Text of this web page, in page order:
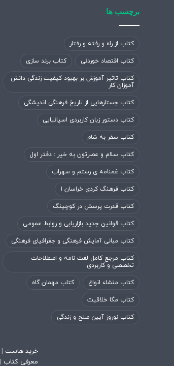
برچسب ها
کتاب از راه و رفته و رفتار
کتاب اقتصاد خوردنی کتاب برند سازی
کتاب تاثیر آموزش بر بهبود کیفیت زندگی دانش
آموزان کار
کتاب جستارهایی از تاریخ فرهنگی اندیشگی
کتاب دستور زبان کاربردی اسپانیایی
کتاب سفر به شام
کتاب سلام و عصرتون به خیر : دفتر اول
کتاب غمنامه ی رستم و سهراب
کتاب فرهنگ کردی خراسان 1
کتاب قدرت پرسش در کوچینگ
کتاب قوانین جدید بازاریابی و روابط عمومی
کتاب مبانی آمایش فرهنگی و جغرافیای فرهنگی
کتاب مرجع کامل لغت نامه و اصطلاحات
تخصصی و کاربردی
کتاب منشاء انواع کتاب مهمان گاه
کتاب مگا خلاقیت
کتاب نوروز آیین صلح و زندگی
خرید هاست |
معرفی کتاب |